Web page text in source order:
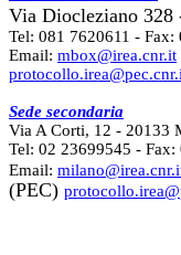
Via Diocleziano 328
Tel: 081 7620611 - Fax:
Email: mbox@irea.cnr.it
Sede secondaria
Via A Corti, 12 - 20133
Tel: 02 23699545 - Fax:
Email:
(PEC)